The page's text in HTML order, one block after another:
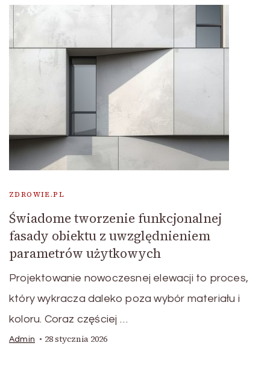
ZDROWIE.PL
Świadome tworzenie funkcjonalnej
fasady obiektu z uwzględnieniem
parametrów użytkowych
Projektowanie nowoczesnej elewacji to proces,
który wykracza daleko poza wybór materiału i
koloru. Coraz częściej …
Admin 28 stycznia 2026